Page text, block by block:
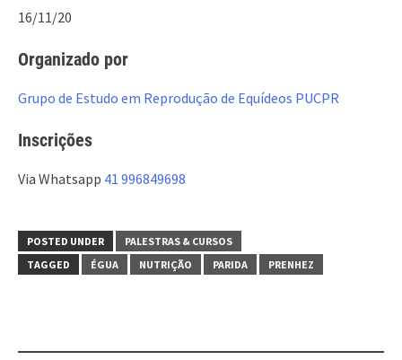
16/11/20
Organizado por
Grupo de Estudo em Reprodução de Equídeos PUCPR
Inscrições
Via Whatsapp 41 996849698
POSTED UNDER
PALESTRAS & CURSOS
TAGGED
ÉGUA NUTRIÇÃO PARIDA PRENHEZ